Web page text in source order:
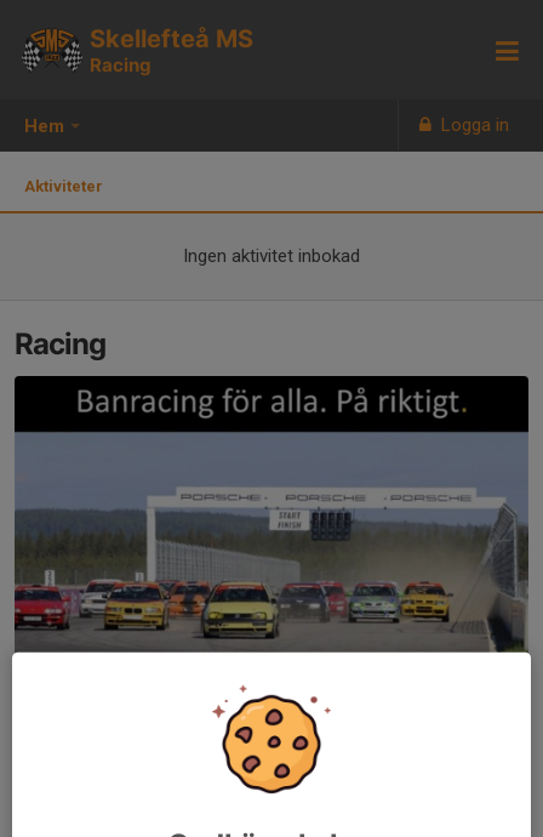
Hem Logga in
Skellefteå MS
Racing
Aktiviteter
Ingen aktivitet inbokad
Racing
Racing körs på asfaltsbana, och vår närmaste bana är
Drivecenter Arena i Fällfors. Inom Skellefteå MS har vi främst